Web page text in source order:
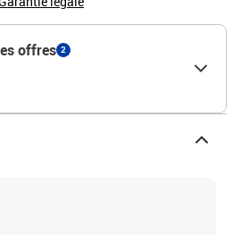
offres 2